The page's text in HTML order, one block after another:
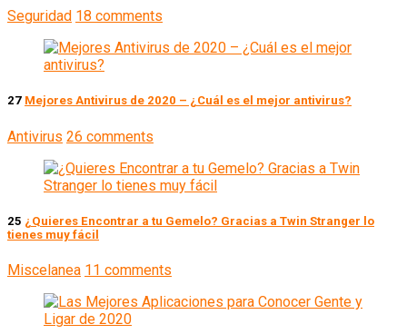
Seguridad 18 comments
27 Mejores Antivirus de 2020 – ¿Cuál es el mejor antivirus?
Antivirus 26 comments
25 ¿Quieres Encontrar a tu Gemelo? Gracias a Twin Stranger lo
tienes muy fácil
Miscelanea 11 comments